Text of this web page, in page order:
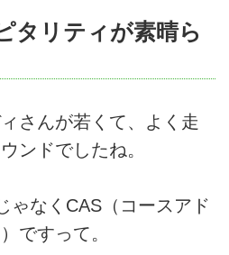
タリティが素晴ら
さんが若くて、よく走
ンドでしたね。
なくCAS（コースアド
ですって。